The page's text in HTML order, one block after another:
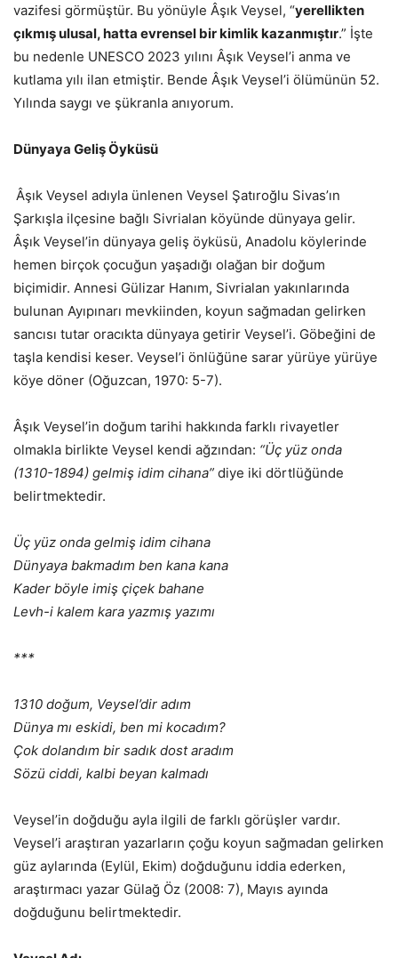
vazifesi görmüştür. Bu yönüyle Âşık Veysel, “yerellikten
çıkmış ulusal, hatta evrensel bir kimlik kazanmıştır.” İşte
bu nedenle UNESCO 2023 yılını Âşık Veysel’i anma ve
kutlama yılı ilan etmiştir. Bende Âşık Veysel’i ölümünün 52.
Yılında saygı ve şükranla anıyorum.
Dünyaya Geliş Öyküsü
Âşık Veysel adıyla ünlenen Veysel Şatıroğlu Sivas’ın
Şarkışla ilçesine bağlı Sivrialan köyünde dünyaya gelir.
Âşık Veysel’in dünyaya geliş öyküsü, Anadolu köylerinde
hemen birçok çocuğun yaşadığı olağan bir doğum
biçimidir. Annesi Gülizar Hanım, Sivrialan yakınlarında
bulunan Ayıpınarı mevkiinden, koyun sağmadan gelirken
sancısı tutar oracıkta dünyaya getirir Veysel’i. Göbeğini de
taşla kendisi keser. Veysel’i önlüğüne sarar yürüye yürüye
köye döner (Oğuzcan, 1970: 5-7).
Âşık Veysel’in doğum tarihi hakkında farklı rivayetler
olmakla birlikte Veysel kendi ağzından: “Üç yüz onda
(1310-1894) gelmiş idim cihana” diye iki dörtlüğünde
belirtmektedir.
Üç yüz onda gelmiş idim cihana
Dünyaya bakmadım ben kana kana
Kader böyle imiş çiçek bahane
Levh-i kalem kara yazmış yazımı
***
1310 doğum, Veysel’dir adım
Dünya mı eskidi, ben mi kocadım?
Çok dolandım bir sadık dost aradım
Sözü ciddi, kalbi beyan kalmadı
Veysel’in doğduğu ayla ilgili de farklı görüşler vardır.
Veysel’i araştıran yazarların çoğu koyun sağmadan gelirken
güz aylarında (Eylül, Ekim) doğduğunu iddia ederken,
araştırmacı yazar Gülağ Öz (2008: 7), Mayıs ayında
doğduğunu belirtmektedir.